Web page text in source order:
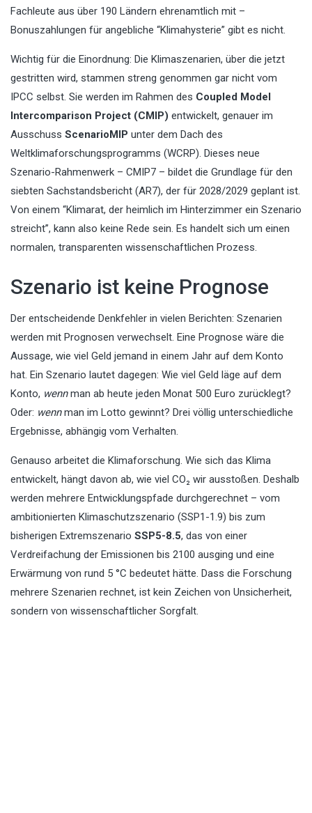
Fachleute aus über 190 Ländern ehrenamtlich mit –
Bonuszahlungen für angebliche “Klimahysterie” gibt es nicht.
Wichtig für die Einordnung: Die Klimaszenarien, über die jetzt
gestritten wird, stammen streng genommen gar nicht vom
IPCC selbst. Sie werden im Rahmen des Coupled Model
Intercomparison Project (CMIP) entwickelt, genauer im
Ausschuss ScenarioMIP unter dem Dach des
Weltklimaforschungsprogramms (WCRP). Dieses neue
Szenario-Rahmenwerk – CMIP7 – bildet die Grundlage für den
siebten Sachstandsbericht (AR7), der für 2028/2029 geplant ist.
Von einem “Klimarat, der heimlich im Hinterzimmer ein Szenario
streicht”, kann also keine Rede sein. Es handelt sich um einen
normalen, transparenten wissenschaftlichen Prozess.
Szenario ist keine Prognose
Der entscheidende Denkfehler in vielen Berichten: Szenarien
werden mit Prognosen verwechselt. Eine Prognose wäre die
Aussage, wie viel Geld jemand in einem Jahr auf dem Konto
hat. Ein Szenario lautet dagegen: Wie viel Geld läge auf dem
Konto, wennman ab heute jeden Monat 500 Euro zurücklegt?
Oder: wennman im Lotto gewinnt? Drei völlig unterschiedliche
Ergebnisse, abhängig vom Verhalten.
Genauso arbeitet die Klimaforschung. Wie sich das Klima
entwickelt, hängt davon ab, wie viel CO₂ wir ausstoßen. Deshalb
werden mehrere Entwicklungspfade durchgerechnet – vom
ambitionierten Klimaschutzszenario (SSP1-1.9) bis zum
bisherigen Extremszenario SSP5-8.5, das von einer
Verdreifachung der Emissionen bis 2100 ausging und eine
Erwärmung von rund 5 °C bedeutet hätte. Dass die Forschung
mehrere Szenarien rechnet, ist kein Zeichen von Unsicherheit,
sondern von wissenschaftlicher Sorgfalt.